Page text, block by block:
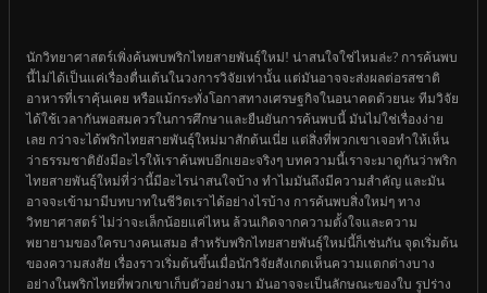
นักวิทยาศาสตร์เพิ่งค้นพบพริกไทยสายพันธุ์ใหม่! น่าสนใจใช่ไหมล่ะ? การค้นพบ
นี้ไม่ได้เป็นแค่เรื่องตื่นเต้นในวงการวิจัยเท่านั้น แต่มันอาจจะส่งผลต่อรสชาติ
อาหารที่เราคุ้นเคย หรือแม้กระทั่งโอกาสทางเศรษฐกิจในอนาคตด้วยนะ ทีมวิจัย
ได้ใช้เวลากันพอสมควรในการศึกษาและยืนยันการค้นพบนี้ มันไม่ใช่เรื่องง่าย
เลย กว่าจะได้พริกไทยสายพันธุ์ใหม่มาสักต้นเนี่ย แต่สิ่งที่พวกเขาเจอทำให้เห็น
ว่าธรรมชาติยังมีอะไรให้เราค้นพบอีกเยอะจริงๆ บทความนี้เราจะมาดูกันว่าพริก
ไทยสายพันธุ์ใหม่ที่ว่านี้มีอะไรน่าสนใจบ้าง ทำไมมันถึงมีความสำคัญ และมัน
อาจจะเข้ามามีบทบาทในชีวิตเราได้อย่างไรบ้าง การค้นพบสิ่งใหม่ๆ ทาง
วิทยาศาสตร์ ไม่ว่าจะเล็กน้อยแค่ไหน ล้วนเกิดจากความตั้งใจและความ
พยายามของใครบางคนเสมอ สำหรับพริกไทยสายพันธุ์ใหม่นี้ก็เช่นกัน จุดเริ่มต้น
ของความสงสัย เรื่องราวเริ่มต้นขึ้นเมื่อนักวิจัยสังเกตเห็นความแตกต่างบาง
อย่างในพริกไทยที่พวกเขาเก็บตัวอย่างมา มันอาจจะเป็นลักษณะของใบ รูปร่าง